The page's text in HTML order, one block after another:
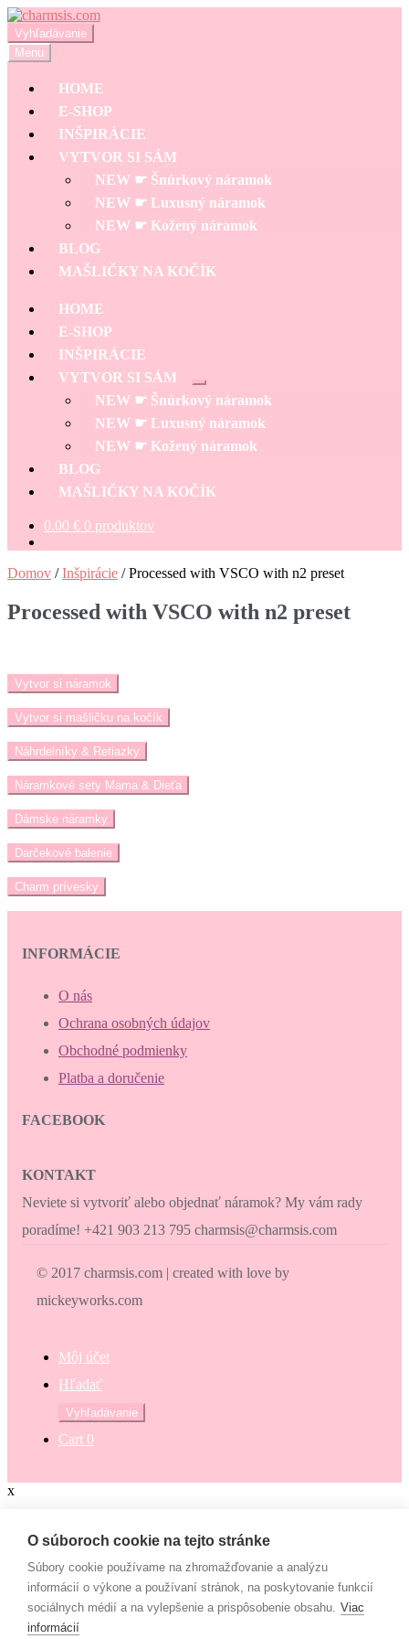
Preskočiť
na
navigáciu
Preskočiť
na
obsah
Hľadať:
Vyhľadávanie
Menu
HOME
E-SHOP
INŠPIRÁCIE
VYTVOR SI SÁM
NEW ☛ Šnúrkový náramok
NEW ☛ Luxusný náramok
NEW ☛ Kožený náramok
BLOG
MAŠLIČKY NA KOČÍK
HOME
E-SHOP
INŠPIRÁCIE
VYTVOR SI SÁM
Rozbaliť
podradené
menu
NEW ☛ Šnúrkový náramok
NEW ☛ Luxusný náramok
NEW ☛ Kožený náramok
BLOG
MAŠLIČKY NA KOČÍK
0.00 € 0 produktov
Domov /Inšpirácie /Processed with VSCO with n2 preset
Processed with VSCO with n2 preset
Vytvor si náramok
Vytvor si mašličku na kočík
Náhrdelníky & Retiazky
Náramkové sety Mama & Dieťa
Dámske náramky
Darčekové balenie
Charm prívesky
INFORMÁCIE
O nás
Ochrana osobných údajov
Obchodné podmienky
Platba a doručenie
FACEBOOK
KONTAKT
Neviete si vytvoriť alebo objednať náramok? My vám rady
poradíme! +421 903 213 795 charmsis@charmsis.com
© 2017 charmsis.com | created with love by
mickeyworks.com
Môj účet
Hľadať
Hľadať:
Vyhľadávanie
Cart 0
x
Zaokrúhli svoj nákup
Zaokrúhli svoj nákup a prispej na dobrú vec. Občianske združenie
Mamy v pohybe pomáha osamelým mamám, ktoré nemajú to šťastie
– mať pri sebe manžela, partnera či blízku rodinu, ktorí by im vedeli
pomôcť. Či už finančne alebo inak. “Lebo každá mama by mala
O súboroch cookie na tejto stránke
Súbory cookie používame na zhromažďovanie a analýzu
informácií o výkone a používaní stránok, na poskytovanie funkcií
sociálnych médií a na vylepšenie a prispôsobenie obsahu. Viac
informácií